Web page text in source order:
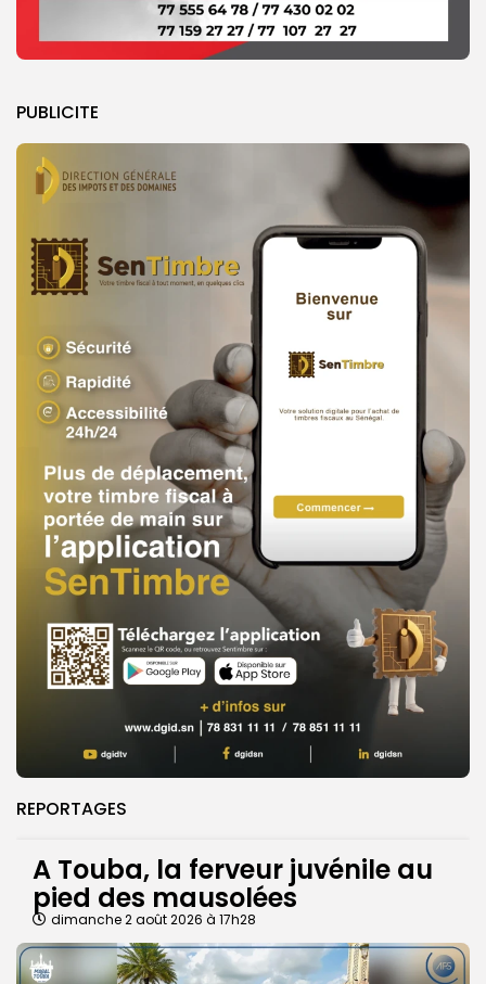
PUBLICITE
REPORTAGES
A Touba, la ferveur juvénile au
pied des mausolées
dimanche 2 août 2026 à 17h28